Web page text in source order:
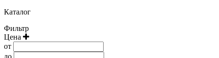
Каталог
Фильтр
Цена
от
до